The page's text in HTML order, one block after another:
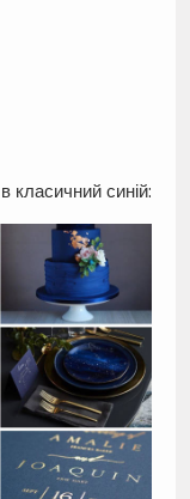
класичний синій: